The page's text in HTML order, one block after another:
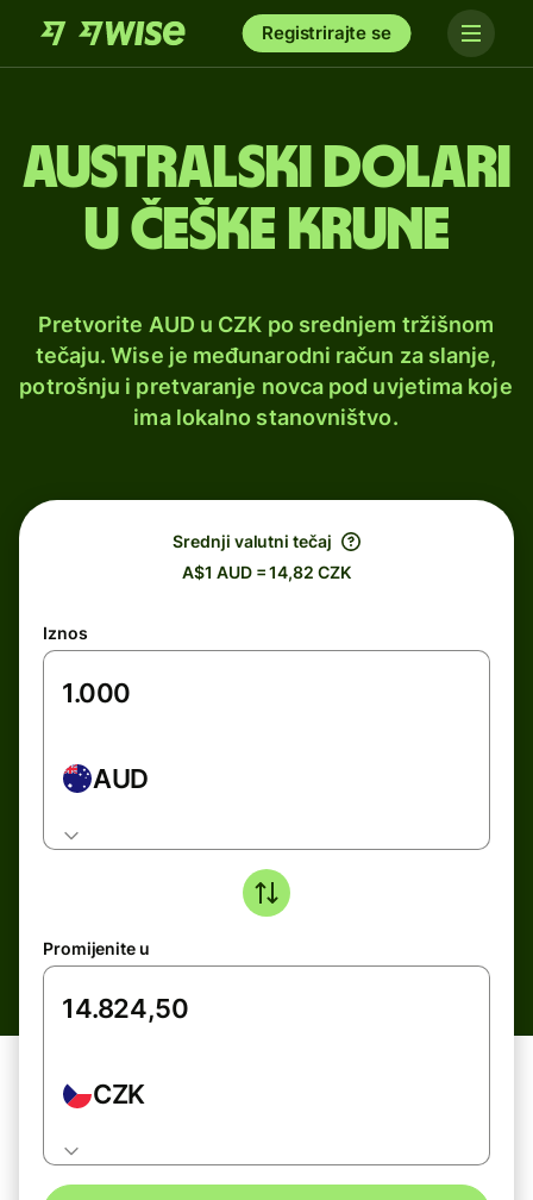
Registrirajte se
Australski dolari
u češke krune
Pretvorite AUD u CZK po srednjem tržišnom
tečaju. Wise je međunarodni račun za slanje,
potrošnju i pretvaranje novca pod uvjetima koje
ima lokalno stanovništvo.
Srednji valutni tečaj
A$1 AUD = 14,82 CZK
Iznos
AUD
Promijenite u
CZK